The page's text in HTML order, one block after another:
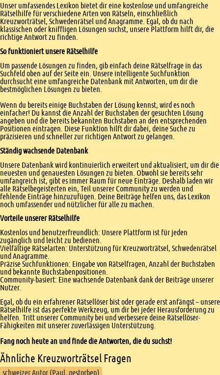
Unser umfassendes Lexikon bietet dir eine kostenlose und umfangreiche
Rätselhilfe für verschiedene Arten von Rätseln, einschließlich
Kreuzworträtsel, Schwedenrätsel und Anagramme. Egal, ob du nach
klassischen oder kniffligen Lösungen suchst, unsere Plattform hilft dir, die
richtige Antwort zu finden.
So funktioniert unsere Rätselhilfe
Um passende Lösungen zu finden, gib einfach deine Rätselfrage in das
Suchfeld oben auf der Seite ein. Unsere intelligente Suchfunktion
durchsucht eine umfangreiche Datenbank mit Antworten, um dir die
bestmöglichen Lösungen zu bieten.
Wenn du bereits einige Buchstaben der Lösung kennst, wird es noch
einfacher! Du kannst die Anzahl der Buchstaben der gesuchten Lösung
angeben und die bereits bekannten Buchstaben an den entsprechenden
Positionen eintragen. Diese Funktion hilft dir dabei, deine Suche zu
präzisieren und schneller zur richtigen Antwort zu gelangen.
Ständig wachsende Datenbank
Unsere Datenbank wird kontinuierlich erweitert und aktualisiert, um dir die
neuesten und genauesten Lösungen zu bieten. Obwohl sie bereits sehr
umfangreich ist, gibt es immer Raum für neue Einträge. Deshalb laden wir
alle Rätselbegeisterten ein, Teil unserer Community zu werden und
fehlende Einträge hinzuzufügen. Deine Beiträge helfen uns, das Lexikon
noch umfassender und nützlicher für alle zu machen.
Vorteile unserer Rätselhilfe
Kostenlos und benutzerfreundlich: Unsere Plattform ist für jeden
zugänglich und leicht zu bedienen.
Vielfältige Rätselarten: Unterstützung für Kreuzworträtsel, Schwedenrätsel
und Anagramme.
Präzise Suchfunktionen: Eingabe von Rätselfragen, Anzahl der Buchstaben
und bekannte Buchstabenpositionen.
Community-basiert: Eine wachsende Datenbank dank der Beiträge unserer
Nutzer.
Egal, ob du ein erfahrener Rätsellöser bist oder gerade erst anfängst – unsere
Rätselhilfe ist das perfekte Werkzeug, um dir bei jeder Herausforderung zu
helfen. Tritt unserer Community bei und verbessere deine Rätsellöser-
Fähigkeiten mit unserer zuverlässigen Unterstützung.
Fang noch heute an und finde die Antworten, die du suchst!
Ähnliche Kreuzworträtsel Fragen
schweizer Autor (Paul, gestorben)